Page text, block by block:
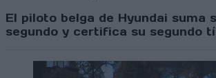
El piloto belga de Hyundai
segundo y certifica su segundo